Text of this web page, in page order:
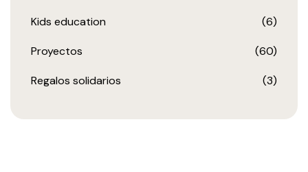
Kids education (6)
Proyectos (60)
Regalos solidarios (3)